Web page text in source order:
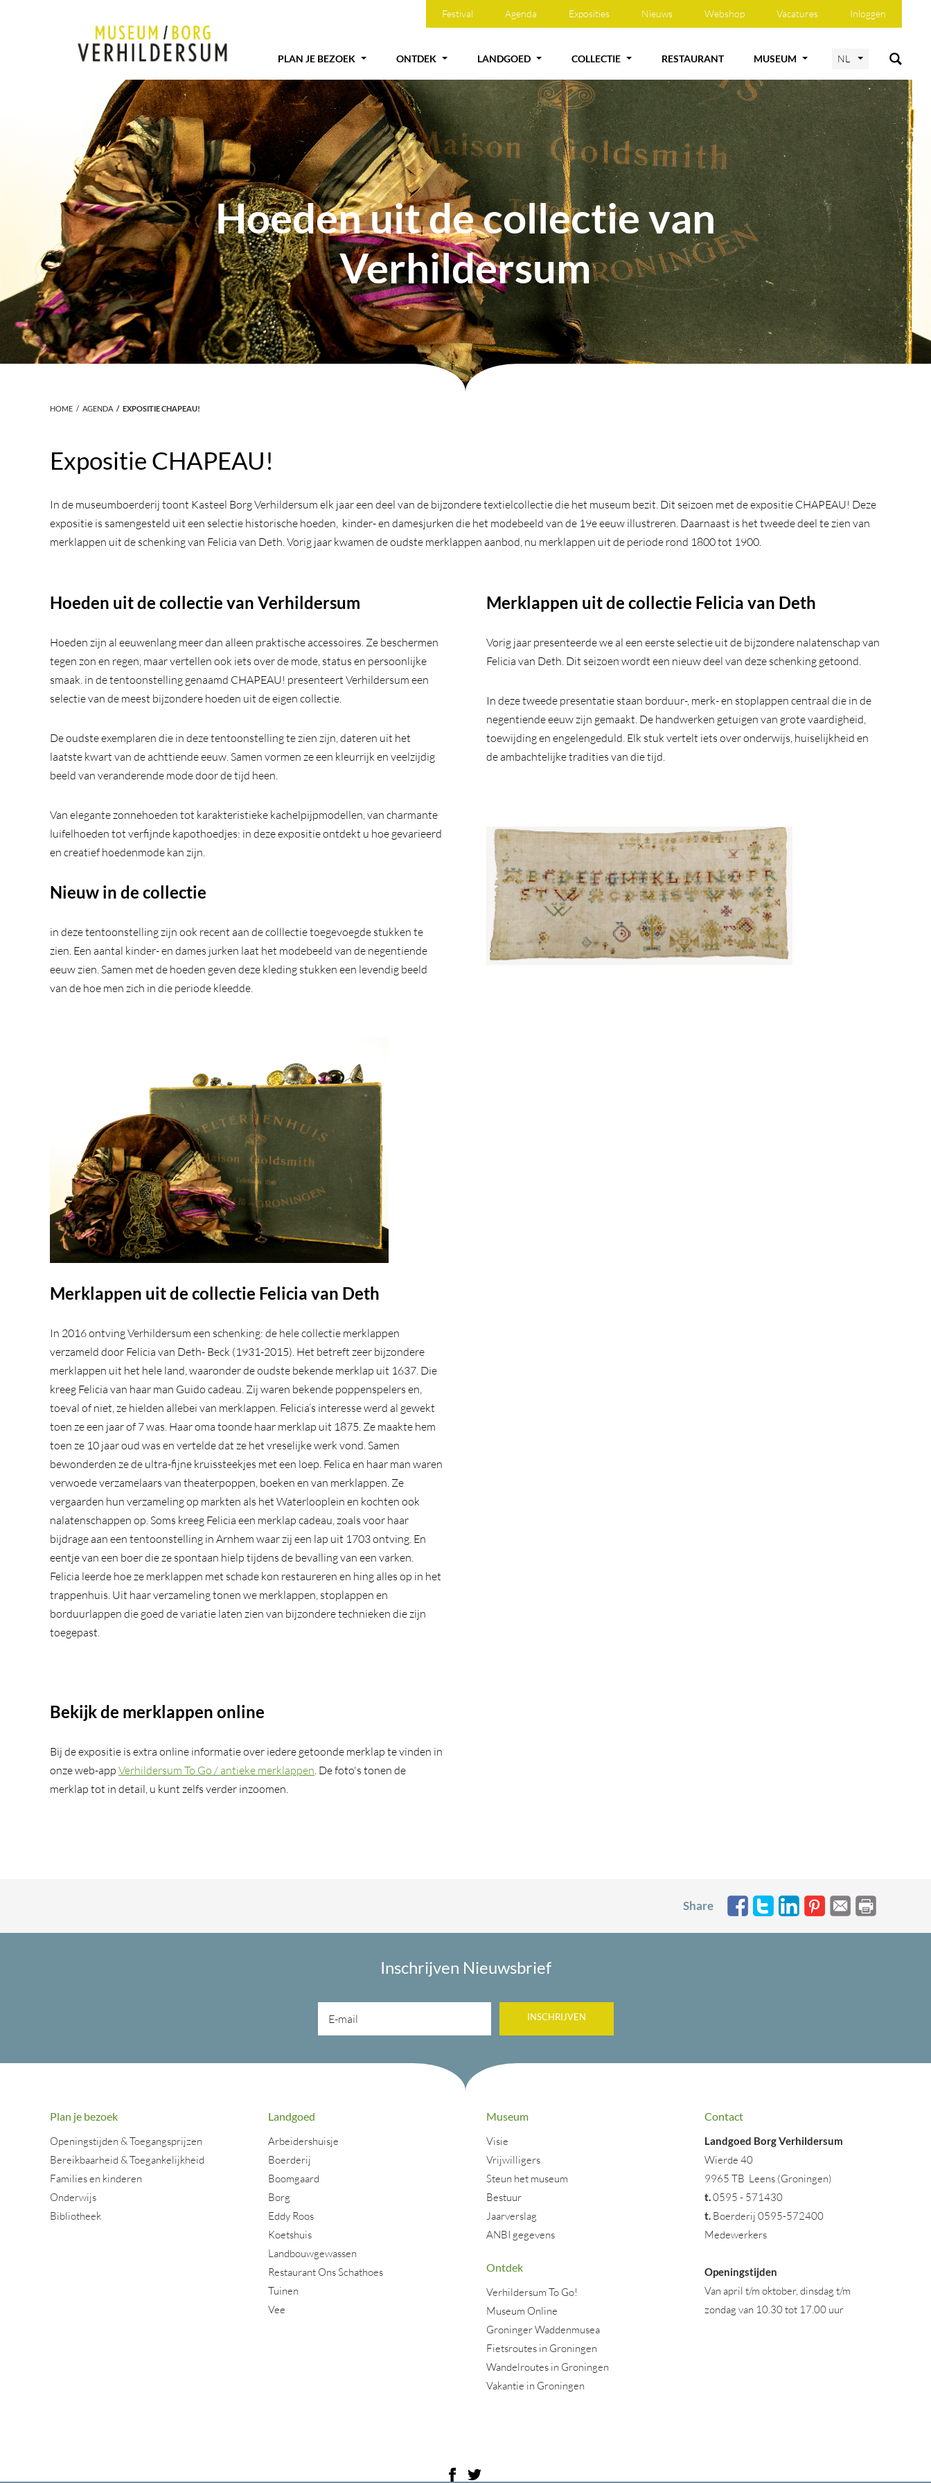
Festival Agenda Exposities Nieuws Webshop Vacatures Inloggen
PLAN JE BEZOEK ONTDEK LANDGOED COLLECTIE RESTAURANT MUSEUM NL
Hoeden uit de collectie van
Verhildersum
HOME AGENDA EXPOSITIE CHAPEAU!
Expositie CHAPEAU!
In de museumboerderij toont Kasteel Borg Verhildersum elk jaar een deel van de bijzondere textielcollectie die het museum bezit. Dit seizoen met de expositie CHAPEAU! Deze
expositie is samengesteld uit een selectie historische hoeden, kinder- en damesjurken die het modebeeld van de 19e eeuw illustreren. Daarnaast is het tweede deel te zien van
merklappen uit de schenking van Felicia van Deth. Vorig jaar kwamen de oudste merklappen aanbod, nu merklappen uit de periode rond 1800 tot 1900.
Hoeden uit de collectie van Verhildersum
Hoeden zijn al eeuwenlang meer dan alleen praktische accessoires. Ze beschermen
tegen zon en regen, maar vertellen ook iets over de mode, status en persoonlijke
smaak. in de tentoonstelling genaamd CHAPEAU! presenteert Verhildersum een
selectie van de meest bijzondere hoeden uit de eigen collectie.
De oudste exemplaren die in deze tentoonstelling te zien zijn, dateren uit het
laatste kwart van de achttiende eeuw. Samen vormen ze een kleurrijk en veelzijdig
beeld van veranderende mode door de tijd heen.
Van elegante zonnehoeden tot karakteristieke kachelpijpmodellen, van charmante
luifelhoeden tot verfijnde kapothoedjes: in deze expositie ontdekt u hoe gevarieerd
en creatief hoedenmode kan zijn.
Nieuw in de collectie
in deze tentoonstelling zijn ook recent aan de colllectie toegevoegde stukken te
zien. Een aantal kinder- en dames jurken laat het modebeeld van de negentiende
eeuw zien. Samen met de hoeden geven deze kleding stukken een levendig beeld
van de hoe men zich in die periode kleedde.
Merklappen uit de collectie Felicia van Deth
In 2016 ontving Verhildersum een schenking: de hele collectie merklappen
verzameld door Felicia van Deth- Beck (1931-2015). Het betreft zeer bijzondere
merklappen uit het hele land, waaronder de oudste bekende merklap uit 1637. Die
kreeg Felicia van haar man Guido cadeau. Zij waren bekende poppenspelers en,
toeval of niet, ze hielden allebei van merklappen. Felicia’s interesse werd al gewekt
toen ze een jaar of 7 was. Haar oma toonde haar merklap uit 1875. Ze maakte hem
toen ze 10 jaar oud was en vertelde dat ze het vreselijke werk vond. Samen
bewonderden ze de ultra-fijne kruissteekjes met een loep. Felica en haar man waren
verwoede verzamelaars van theaterpoppen, boeken en van merklappen. Ze
vergaarden hun verzameling op markten als het Waterlooplein en kochten ook
nalatenschappen op. Soms kreeg Felicia een merklap cadeau, zoals voor haar
bijdrage aan een tentoonstelling in Arnhem waar zij een lap uit 1703 ontving. En
eentje van een boer die ze spontaan hielp tijdens de bevalling van een varken.
Felicia leerde hoe ze merklappen met schade kon restaureren en hing alles op in het
trappenhuis. Uit haar verzameling tonen we merklappen, stoplappen en
borduurlappen die goed de variatie laten zien van bijzondere technieken die zijn
toegepast.
Bekijk de merklappen online
Bij de expositie is extra online informatie over iedere getoonde merklap te vinden in
onze web-app Verhildersum To Go / antieke merklappen . De foto's tonen de
merklap tot in detail, u kunt zelfs verder inzoomen.
Merklappen uit de collectie Felicia van Deth
Vorig jaar presenteerde we al een eerste selectie uit de bijzondere nalatenschap van
Felicia van Deth. Dit seizoen wordt een nieuw deel van deze schenking getoond.
In deze tweede presentatie staan borduur-, merk- en stoplappen centraal die in de
negentiende eeuw zijn gemaakt. De handwerken getuigen van grote vaardigheid,
toewijding en engelengeduld. Elk stuk vertelt iets over onderwijs, huiselijkheid en
de ambachtelijke tradities van die tijd.
Share
Inschrijven Nieuwsbrief
INSCHRIJVEN
Plan je bezoek
Openingstijden & Toegangsprijzen
Bereikbaarheid & Toegankelijkheid
Families en kinderen
Onderwijs
Bibliotheek
Landgoed
Arbeidershuisje
Boerderij
Boomgaard
Borg
Eddy Roos
Koetshuis
Landbouwgewassen
Restaurant Ons Schathoes
Tuinen
Vee
Museum
Visie
Vrijwilligers
Steun het museum
Bestuur
Jaarverslag
ANBI gegevens
Ontdek
Verhildersum To Go!
Museum Online
Groninger Waddenmusea
Fietsroutes in Groningen
Wandelroutes in Groningen
Vakantie in Groningen
Contact
Landgoed Borg Verhildersum
Wierde 40
9965 TB Leens (Groningen)
t.0595 - 571430
t. Boerderij 0595-572400
Medewerkers
Openingstijden
Van april t/m oktober, dinsdag t/m
zondag van 10.30 tot 17.00 uur